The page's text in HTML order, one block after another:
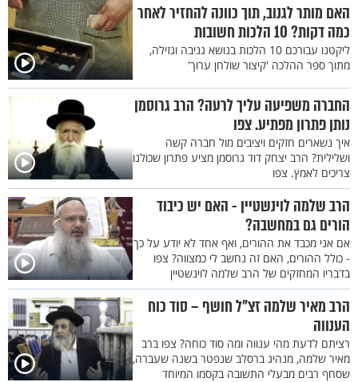
האם מותר לגנוב, תוך כוונה להחזיר לאחר
כמה דקות? 10 הלכות חשובות
ליקטנו עבורכם 10 הלכות בנושא גניבה וגזילה,
מתוך ספר ההלכה 'קיצור שולחן ערוך'
החברה משפיעה עליך לרעה? הרב גרוסמן
נותן פתרון מפתיע. צפו
איך נשארים חזקים ויציבים מול חברה קשה
ושלילית? הרב יצחק דוד גרוסמן מציע פתרון שכולנו
צריכים לאמץ. צפו
הרב שלמה לוינשטיין - האם יש כיבוד
הורים גם במחשבה?
אם אני מכבד את ההורים, ואף אחד לא יודע על כך
- כולל ההורים, האם זה נחשב לי כמצווה? צפו
בדבריו המחזקים של הרב שלמה לוינשטיין
הרב מאיר שלמה זצ"ל חושף – סוד כוח
הענווה
רציתם לדעת מהי ענווה ומה סוד כוחה? צפו ברב
מאיר שלמה, מנהיג ברסלב שנפטר בשנה שעברה,
שסחף רבים מבעלי התשובה בקסמו המיוחד